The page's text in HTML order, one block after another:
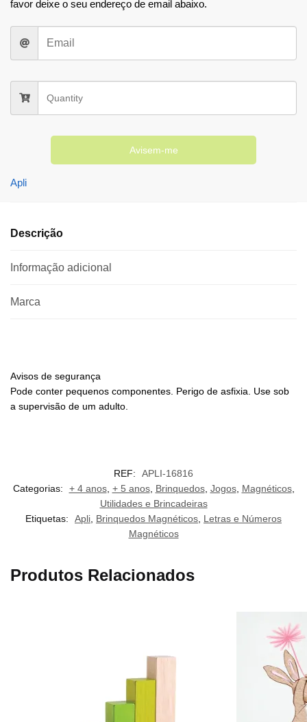
favor deixe o seu endereço de email abaixo.
Avisem-me
Apli
Descrição
Informação adicional
Marca
Avisos de segurança
Pode conter pequenos componentes. Perigo de asfixia. Use sob
a supervisão de um adulto.
REF:
APLI-16816
Categorias:
+ 4 anos, + 5 anos, Brinquedos, Jogos, Magnéticos,
Utilidades e Brincadeiras
Etiquetas:
Apli Brinquedos Magnéticos Letras e Números
Magnéticos
Produtos Relacionados